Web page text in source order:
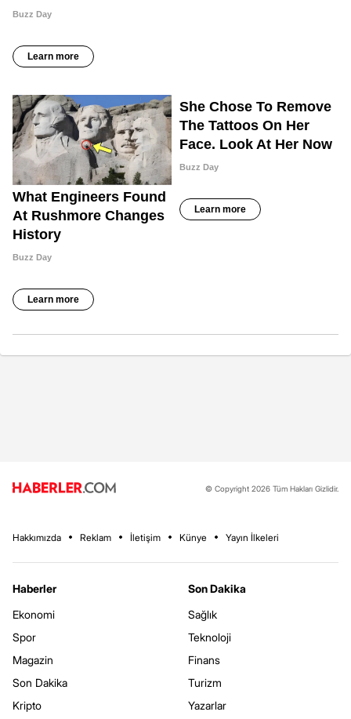
© Copyright 2026 Tüm Hakları Gizlidir.
Hakkımızda Reklam İletişim Künye Yayın İlkeleri
Haberler
Ekonomi
Spor
Magazin
Son Dakika
Kripto
Son Dakika
Sağlık
Teknoloji
Finans
Turizm
Yazarlar